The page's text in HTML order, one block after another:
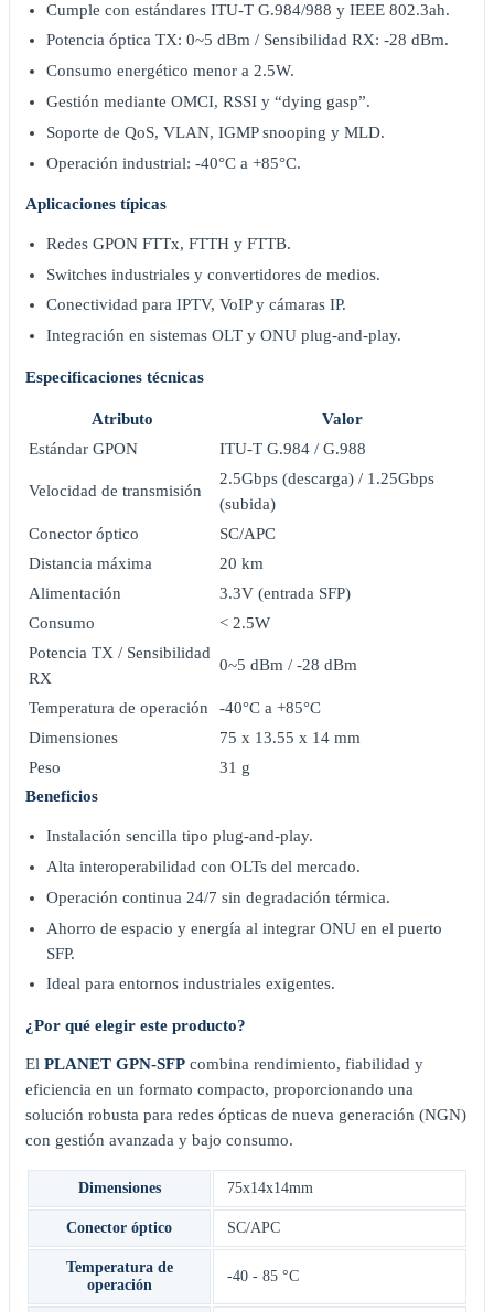
Cumple con estándares ITU-T G.984/988 y IEEE 802.3ah.
Potencia óptica TX: 0~5 dBm / Sensibilidad RX: -28 dBm.
Consumo energético menor a 2.5W.
Gestión mediante OMCI, RSSI y “dying gasp”.
Soporte de QoS, VLAN, IGMP snooping y MLD.
Operación industrial: -40°C a +85°C.
Aplicaciones típicas
Redes GPON FTTx, FTTH y FTTB.
Switches industriales y convertidores de medios.
Conectividad para IPTV, VoIP y cámaras IP.
Integración en sistemas OLT y ONU plug-and-play.
Especificaciones técnicas
Atributo
Valor
Estándar GPON
ITU-T G.984 / G.988
Velocidad de transmisión
2.5Gbps (descarga) / 1.25Gbps
(subida)
Conector óptico
SC/APC
Distancia máxima
20 km
Alimentación
3.3V (entrada SFP)
Consumo
< 2.5W
Potencia TX / Sensibilidad
RX
0~5 dBm / -28 dBm
Temperatura de operación
-40°C a +85°C
Dimensiones
75 x 13.55 x 14 mm
Peso
31 g
Beneficios
Instalación sencilla tipo plug-and-play.
Alta interoperabilidad con OLTs del mercado.
Operación continua 24/7 sin degradación térmica.
Ahorro de espacio y energía al integrar ONU en el puerto
SFP.
Ideal para entornos industriales exigentes.
¿Por qué elegir este producto?
El PLANET GPN-SFP combina rendimiento, fiabilidad y
eficiencia en un formato compacto, proporcionando una
solución robusta para redes ópticas de nueva generación (NGN)
con gestión avanzada y bajo consumo.
Dimensiones 75x14x14mm
Conector óptico SC/APC
Temperatura de
operación
-40 - 85 °C